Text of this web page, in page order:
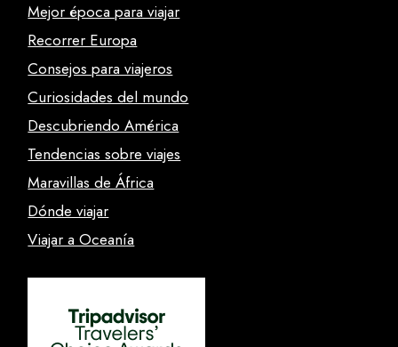
Mejor época para viajar
Recorrer Europa
Consejos para viajeros
Curiosidades del mundo
Descubriendo América
Tendencias sobre viajes
Maravillas de África
Dónde viajar
Viajar a Oceanía